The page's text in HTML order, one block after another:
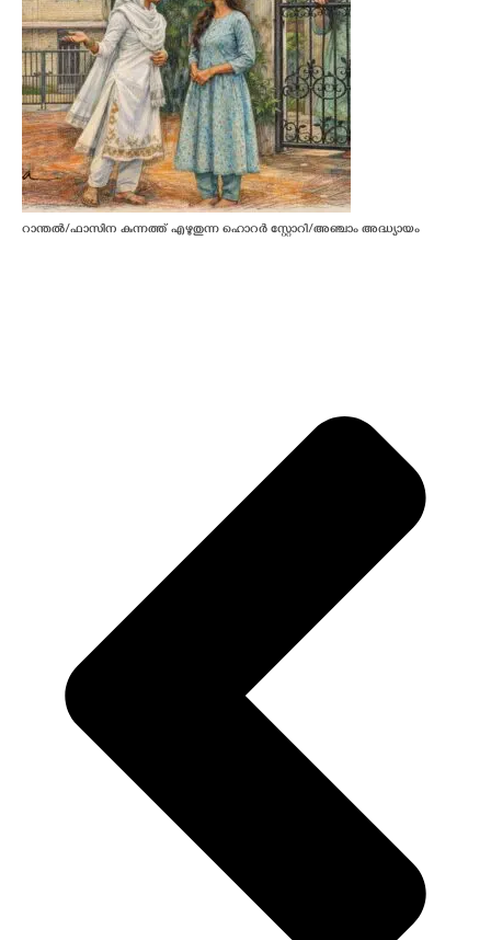
റാന്തൽ/ഫാസിന കുന്നത്ത് എഴുതുന്ന ഹൊറർ സ്റ്റോറി/അഞ്ചാം അദ്ധ്യായം